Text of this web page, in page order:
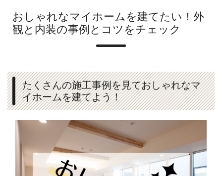
おしゃれなマイホームを建てたい！外
観と内装の事例とコツをチェック
たくさんの施工事例を見ておしゃれなマ
イホームを建てよう！